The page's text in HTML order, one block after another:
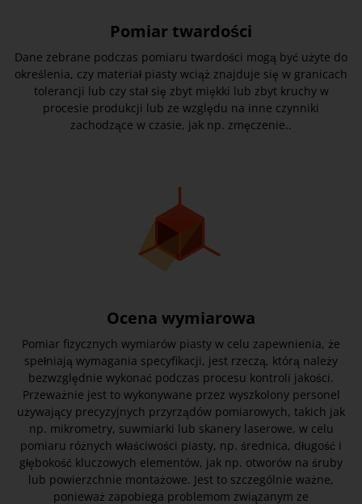
Pomiar twardości
Dane zebrane podczas pomiaru twardości mogą być użyte do
określenia, czy materiał piasty wciąż znajduje się w granicach
tolerancji lub czy stał się zbyt miękki lub zbyt kruchy w
procesie produkcji lub ze względu na inne czynniki
zachodzące w czasie, jak np. zmęczenie..
Ocena wymiarowa
Pomiar fizycznych wymiarów piasty w celu zapewnienia, że
spełniają wymagania specyfikacji, jest rzeczą, którą należy
bezwzględnie wykonać podczas procesu kontroli jakości.
Przeważnie jest to wykonywane przez wyszkolony personel
używający precyzyjnych przyrządów pomiarowych, takich jak
np. mikrometry, suwmiarki lub skanery laserowe, w celu
pomiaru różnych właściwości piasty, np. średnica, długość i
głębokość kluczowych elementów, jak np. otworów na śruby
lub powierzchnie montażowe. Jest to szczególnie ważne,
ponieważ zapobiega problemom związanym ze